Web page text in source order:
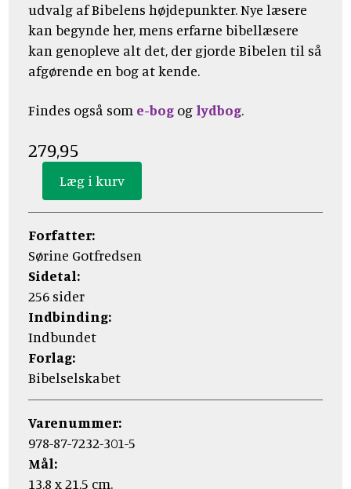
udvalg af Bibelens højdepunkter. Nye læsere
kan begynde her, mens erfarne bibellæsere
kan genopleve alt det, der gjorde Bibelen til så
afgørende en bog at kende.
Findes også som e-bog og lydbog.
279,95
Forfatter:
Sørine Gotfredsen
Sidetal:
256 sider
Indbinding:
Indbundet
Forlag:
Bibelselskabet
Varenummer:
978-87-7232-301-5
Mål:
13,8 x 21,5 cm.